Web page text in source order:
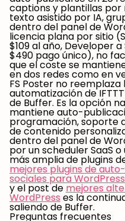
captions y plantillas por
texto asistido por IA,
dentro del panel de
licencia plana por sitio
$109 al año, Developer
$490 pago único), no
que el coste se
en dos redes como en
FS Poster no
automatización de
de Buffer. Es la opción
mantiene auto-
programación, soporte
de contenido
dentro del panel de
por un scheduler SaaS
más amplia de plugins
mejores plugins de
sociales para WordPress
y el post de mejores
WordPress es la
saliendo de Buffer.
Preguntas frecuentes